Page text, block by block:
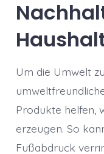
Um die Umwelt
Produkte helfen,
erzeugen. So
Fußabdruck